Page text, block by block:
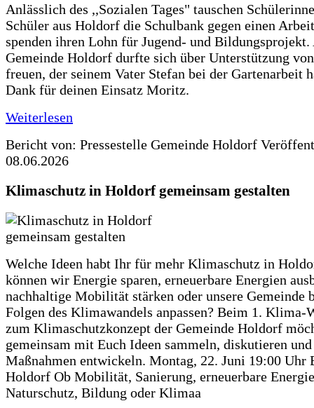
Anlässlich des ,,Sozialen Tages" tauschen
Schüler aus Holdorf die Schulbank gegen einen
spenden ihren Lohn für Jugend- und Bildungsprojekt.
Gemeinde Holdorf durfte sich über Unterstützung
freuen, der seinem Vater Stefan bei der Gartenarbeit
Dank für deinen Einsatz Moritz.
Weiterlesen
Bericht von: Pressestelle Gemeinde Holdorf
08.06.2026
Klimaschutz in Holdorf gemeinsam gestalten
Welche Ideen habt Ihr für mehr Klimaschutz in
können wir Energie sparen, erneuerbare Energien
nachhaltige Mobilität stärken oder unsere Gemeinde
Folgen des Klimawandels anpassen? Beim 1. Klima-
zum Klimaschutzkonzept der Gemeinde Holdorf
gemeinsam mit Euch Ideen sammeln, diskutieren
Maßnahmen entwickeln. Montag, 22. Juni 19:00 Uhr
Holdorf Ob Mobilität, Sanierung, erneuerbare
Naturschutz, Bildung oder Klimaa